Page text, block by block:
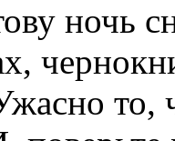
ночь
то,